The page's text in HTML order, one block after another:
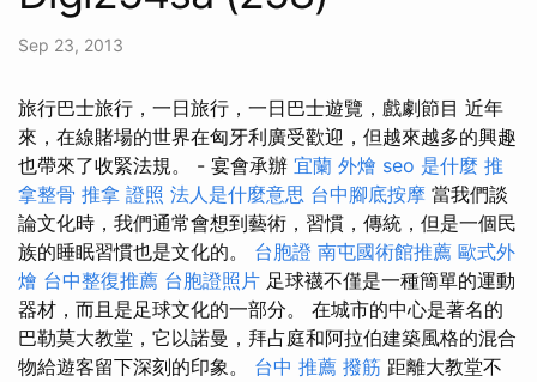
Sep 23, 2013
旅行巴士旅行，一日旅行，一日巴士遊覽，戲劇節目 近年
來，在線賭場的世界在匈牙利廣受歡迎，但越來越多的興趣
也帶來了收緊法規。 - 宴會承辦 宜蘭 外燴 seo 是什麼 推
拿整骨 推拿 證照 法人是什麼意思 台中腳底按摩 當我們談
論文化時，我們通常會想到藝術，習慣，傳統，但是一個民
族的睡眠習慣也是文化的。 台胞證 南屯國術館推薦 歐式外
燴 台中整復推薦 台胞證照片 足球襪不僅是一種簡單的運動
器材，而且是足球文化的一部分。 在城市的中心是著名的
巴勒莫大教堂，它以諾曼，拜占庭和阿拉伯建築風格的混合
物給遊客留下深刻的印象。 台中 推薦 撥筋 距離大教堂不